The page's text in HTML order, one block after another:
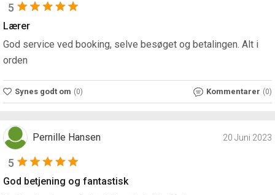
5
Lærer
God service ved booking, selve besøget og betalingen. Alt i
orden
Synes godt om (0) Kommentarer (0)
Pernille Hansen 20 Juni 2023
5
God betjening og fantastisk